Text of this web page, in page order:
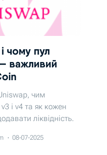
чому пул
важливий
чим
v3 і v4 та як кожен
ліквідність.
08-07-2025